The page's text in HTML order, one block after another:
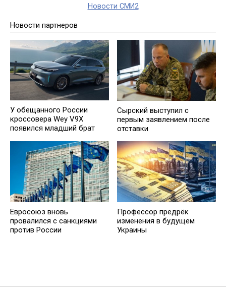
Новости СМИ2
Новости партнеров
У обещанного России
кроссовера Wey V9X
появился младший брат
Сырский выступил с
первым заявлением после
отставки
Евросоюз вновь
провалился с санкциями
против России
Профессор предрёк
изменения в будущем
Украины